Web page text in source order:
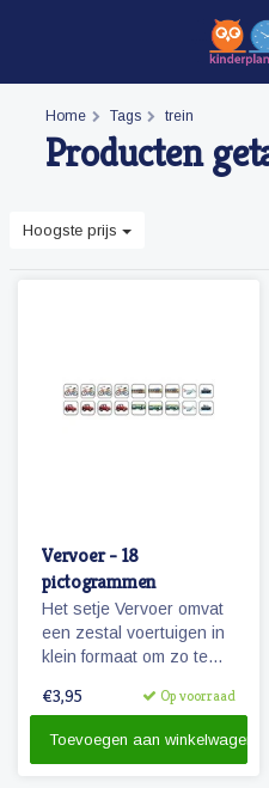
Home Tags trein
Producten
Hoogste prijs
Vervoer - 18
pictogrammen
Het setje Vervoer omvat
een zestal voertuigen in
klein formaat om zo te
pictogrammen en
€3,95 Op voorraad
Toevoegen aan winkelwagen